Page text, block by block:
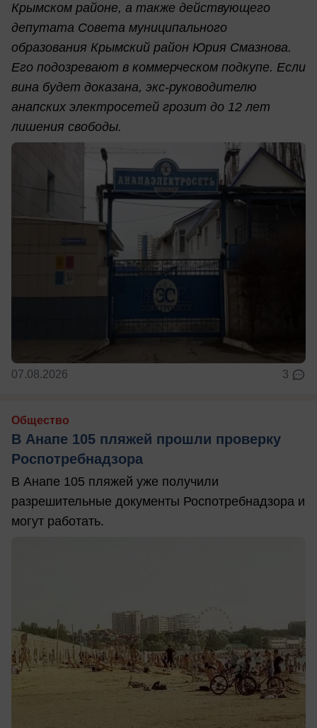
Крымском районе, а также действующего
депутата Совета муниципального
образования Крымский район Юрия Смазнова.
Его подозревают в коммерческом подкупе. Если
вина будет доказана, экс-руководителю
анапских электросетей грозит до 12 лет
лишения свободы.
07.08.2026 3
Общество
В Анапе 105 пляжей прошли проверку
Роспотребнадзора
В Анапе 105 пляжей уже получили
разрешительные документы Роспотребнадзора и
могут работать.